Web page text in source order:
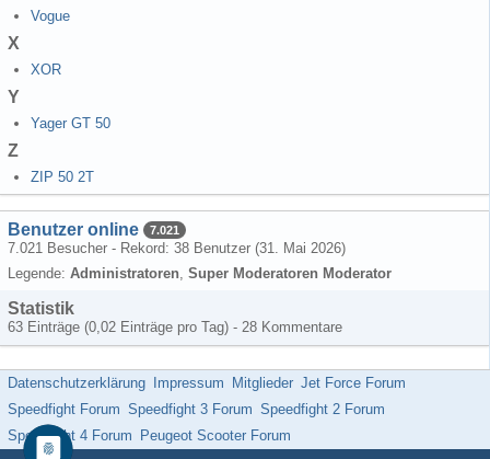
Vogue
X
XOR
Y
Yager GT 50
Z
ZIP 50 2T
Benutzer online 7.021
7.021 Besucher - Rekord: 38 Benutzer (31. Mai 2026)
Legende: Administratoren Super Moderatoren Moderator
Statistik
63 Einträge (0,02 Einträge pro Tag) - 28 Kommentare
Datenschutzerklärung Impressum Mitglieder Jet Force Forum
Speedfight Forum Speedfight 3 Forum Speedfight 2 Forum
Speedfight 4 Forum
Peugeot Scooter Forum